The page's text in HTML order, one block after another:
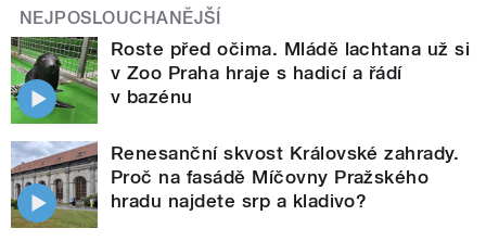
NEJPOSLOUCHANĚJŠÍ
Roste před očima. Mládě lachtana už si
v Zoo Praha hraje s hadicí a řádí
v bazénu
Renesanční skvost Královské zahrady.
Proč na fasádě Míčovny Pražského
hradu najdete srp a kladivo?